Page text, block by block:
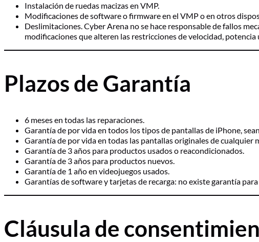
Instalación de ruedas macizas en VMP.
Modificaciones de software o firmware en el VMP o en otros
Deslimitaciones. Cyber Arena no se hace responsable de fallos
modificaciones que alteren las restricciones de velocidad,
Plazos de Garantía
6 meses en todas las reparaciones.
Garantía de por vida en todos los tipos de pantallas de iPhone,
Garantía de por vida en todas las pantallas originales de cualquier
Garantía de 3 años para productos usados o reacondicionados.
Garantía de 3 años para productos nuevos.
Garantía de 1 año en videojuegos usados.
Garantías de software y tarjetas de recarga: no existe garantía
Cláusula de